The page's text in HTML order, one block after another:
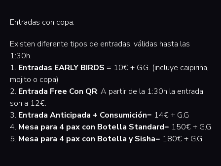
Entradas con copa:
Existen diferente tipos de entradas, válidas hasta las
1:30h.
1. Entradas EARLY BIRDS = 10€ + G.G. (incluye caipiriña,
mojito o copa)
2. Entrada Free Con QR: A partir de la 1:30h la entrada
son a 12€.
3. Entrada Anticipada + Consumición= 14€ + G.G
4. Mesa para 4 pax con Botella Standard= 150€ + G.G
5. Mesa para 4 pax con Botella y Sisha= 180€ + G.G